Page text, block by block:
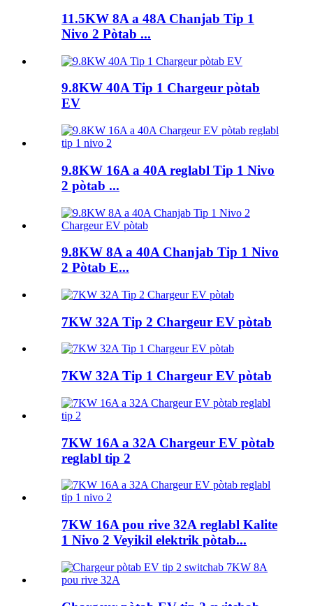
11.5KW 8A a 48A Chanjab Tip 1
Nivo 2 Pòtab ...
9.8KW 40A Tip 1 Chargeur pòtab
EV
9.8KW 16A a 40A reglabl Tip 1 Nivo
2 pòtab ...
9.8KW 8A a 40A Chanjab Tip 1 Nivo
2 Pòtab E...
7KW 32A Tip 2 Chargeur EV pòtab
7KW 32A Tip 1 Chargeur EV pòtab
7KW 16A a 32A Chargeur EV pòtab
reglabl tip 2
7KW 16A pou rive 32A reglabl Kalite
1 Nivo 2 Veyikil elektrik pòtab...